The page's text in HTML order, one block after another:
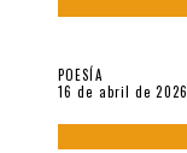
POESÍA
16 de abril de 2026